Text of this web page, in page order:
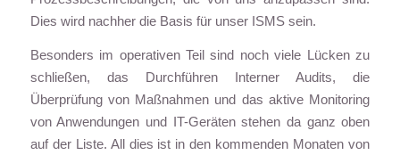
Dies wird nachher die Basis für unser ISMS sein.
Besonders im operativen Teil sind noch viele Lücken zu
schließen, das Durchführen Interner Audits, die
Überprüfung von Maßnahmen und das aktive Monitoring
von Anwendungen und IT-Geräten stehen da ganz oben
auf der Liste. All dies ist in den kommenden Monaten von